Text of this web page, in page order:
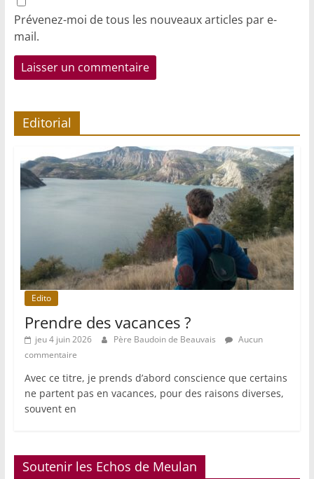
Prévenez-moi de tous les nouveaux articles par e-
mail.
Editorial
Edito
Prendre des vacances ?
jeu 4 juin 2026 Père Baudoin de Beauvais
Aucun
commentaire
Avec ce titre, je prends d’abord conscience que certains
ne partent pas en vacances, pour des raisons diverses,
souvent en
Soutenir les Echos de Meulan